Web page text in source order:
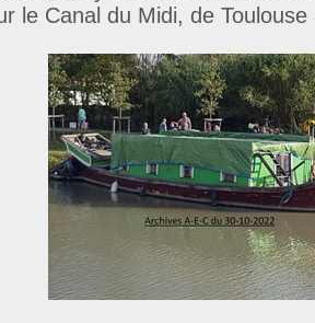
le Canal du Midi, de Toulouse